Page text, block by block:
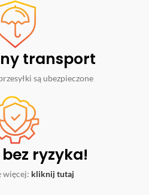
transport
są ubezpieczone
ryzyka!
więcej: kliknij tutaj